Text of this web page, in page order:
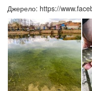
Джерело: https://